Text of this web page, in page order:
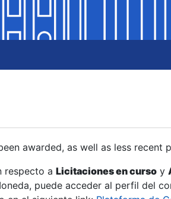
awarded, as well as less recent
respecto a Licitaciones en curso y
puede acceder al perfil del